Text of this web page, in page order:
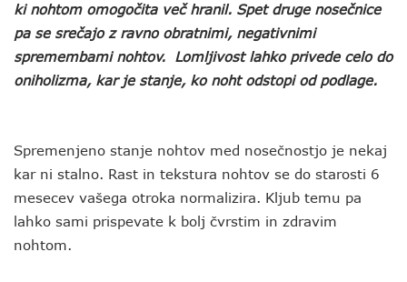
ki nohtom omogočita več hranil. Spet druge nosečnice
pa se srečajo z ravno obratnimi, negativnimi
spremembami nohtov. Lomljivost lahko privede celo do
oniholizma, kar je stanje, ko noht odstopi od podlage.
Spremenjeno stanje nohtov med nosečnostjo je nekaj
kar ni stalno. Rast in tekstura nohtov se do starosti 6
mesecev vašega otroka normalizira. Kljub temu pa
lahko sami prispevate k bolj čvrstim in zdravim
nohtom.